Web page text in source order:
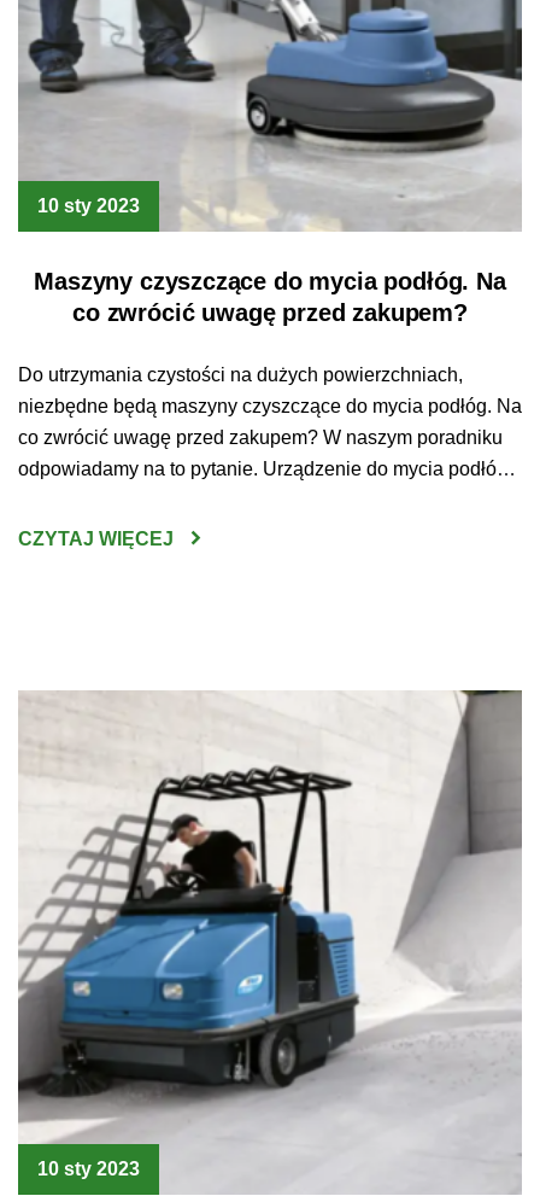
10 sty 2023
Maszyny czyszczące do mycia podłóg. Na
co zwrócić uwagę przed zakupem?
Do utrzymania czystości na dużych powierzchniach,
niezbędne będą maszyny czyszczące do mycia podłóg. Na
co zwrócić uwagę przed zakupem? W naszym poradniku
odpowiadamy na to pytanie. Urządzenie do mycia podłóg
wielkopowierzchniowych przestrzeni bez użycia do tego
CZYTAJ WIĘCEJ
10 sty 2023